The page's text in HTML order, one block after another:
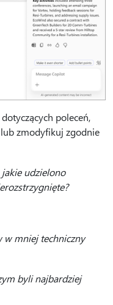
poleceń,
zmodyfikuj zgodnie
jakie udzielono
mniej techniczny
byli najbardziej